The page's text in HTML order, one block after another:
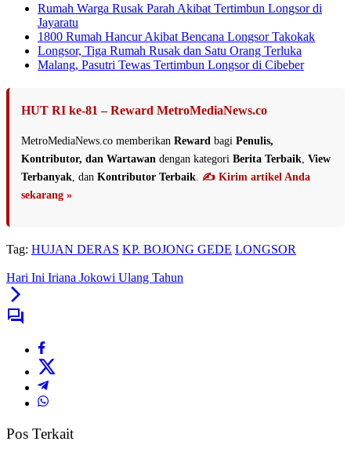
Rumah Warga Rusak Parah Akibat Tertimbun Longsor di
Jayaratu
1800 Rumah Hancur Akibat Bencana Longsor Takokak
Longsor, Tiga Rumah Rusak dan Satu Orang Terluka
Malang, Pasutri Tewas Tertimbun Longsor di Cibeber
HUT RI ke-81 – Reward MetroMediaNews.co
MetroMediaNews.co memberikan Reward bagi Penulis,
Kontributor, dan Wartawan dengan kategori Berita Terbaik View
Terbanyak , dan Kontributor Terbaik ✍️ Kirim artikel Anda
sekarang »
Tag: HUJAN DERAS KP. BOJONG GEDE LONGSOR
Hari Ini Iriana Jokowi Ulang Tahun
Pos Terkait